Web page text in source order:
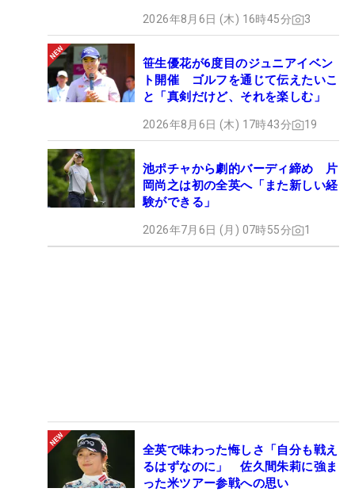
2026年8月6日 (木) 16時45分 3
笹生優花が6度目のジュニアイベン
ト開催 ゴルフを通じて伝えたいこ
と「真剣だけど、それを楽しむ」
2026年8月6日 (木) 17時43分 19
池ポチャから劇的バーディ締め 片
岡尚之は初の全英へ「また新しい経
験ができる」
2026年7月6日 (月) 07時55分 1
全英で味わった悔しさ「自分も戦え
るはずなのに」 佐久間朱莉に強ま
った米ツアー参戦への思い